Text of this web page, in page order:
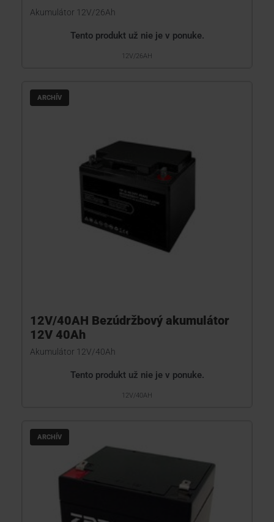
Akumulátor 12V/26Ah
Tento produkt už nie je v ponuke.
12V/26AH
ARCHÍV
12V/40AH Bezúdržbový akumulátor
12V 40Ah
Akumulátor 12V/40Ah
Tento produkt už nie je v ponuke.
12V/40AH
ARCHÍV